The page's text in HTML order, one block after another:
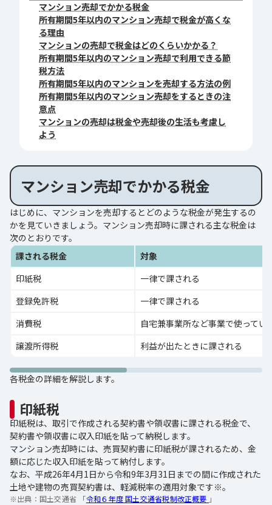
マンション売却でかかる税金
所有期間5年以内のマンション売却で税金が高くな
る理由
マンションの売却で税金はどのくらいかかる？
所有期間5年以内のマンション売却で利用できる節
税方法
所有期間5年以内のマンションを売却する方法の例
所有期間5年以内のマンション売却をするときの注
意点
マンションの売却は税金や売却後の生活も考慮し
よう
マンション売却でかかる税金
はじめに、マンションを売却するとどのような税金が発生するの
かを見ていきましょう。マンション売却時に課される主な税金は
次のとおりです。
課される税金
対象
印紙税
一律で課される
登録免許税
一律で課される
消費税
自宅兼事業所など事業で使ってい
譲渡所得税
利益が出たときに課される
各税金の詳細を解説します。
印紙税
印紙税は、取引で作成される契約書や領収書に課される税金で、
契約書や領収書に収入印紙を貼って納税します。
マンション売却時には、売買契約書に印紙税が課されるため、金
額に応じた収入印紙を貼って納付します。
なお、平成26年4月1日から令和9年3月31日までの間に作成された
土地や建物の売買契約書は、軽減税率の適用対象です※。
※出典： 国土交通省 「令和６年度 国土交通省税制改正概要 」